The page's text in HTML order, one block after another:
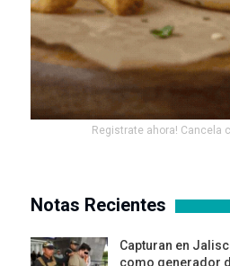
Registrate ahora! Cancela
Notas Recientes
Capturan en
como generador